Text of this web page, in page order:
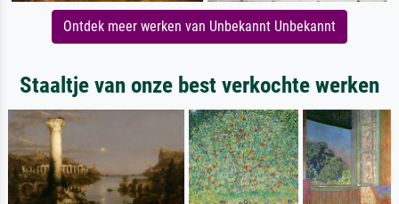
Ontdek meer werken van Unbekannt Unbekannt
Staaltje van onze best verkochte werken